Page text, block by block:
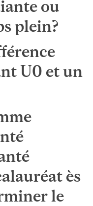
ou
plein?
U0 et un
ès
le